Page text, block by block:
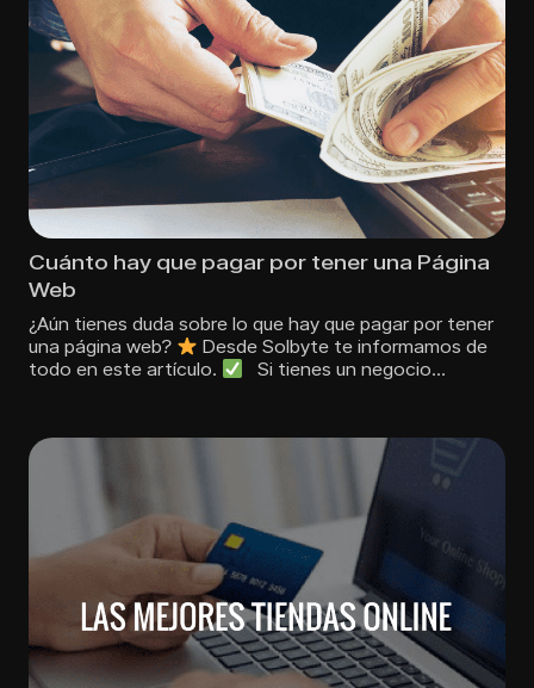
Cuánto hay que pagar por tener una Página
Web
¿Aún tienes duda sobre lo que hay que pagar por tener
una página web?
Desde Solbyte te informamos de
todo en este artículo.
Si tienes un negocio…